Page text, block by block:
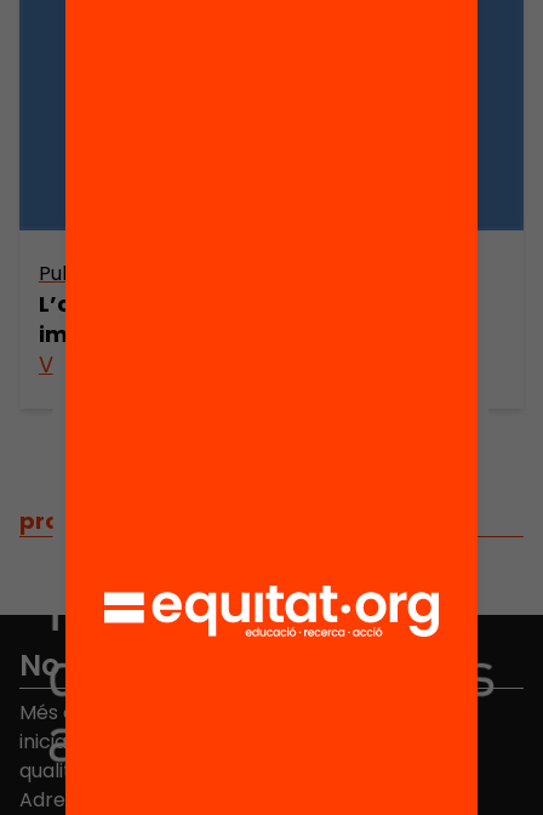
Publicació
L’opinió dels catalans sobre la
immigració
Veure’n més
projectes
No et perdis res
Més de 40.000 persones ja han triat Equitat. Rep
iniciatives, propostes i projectes per millorar la
qualitat de l'educació a Catalunya.
Adreça electrònica